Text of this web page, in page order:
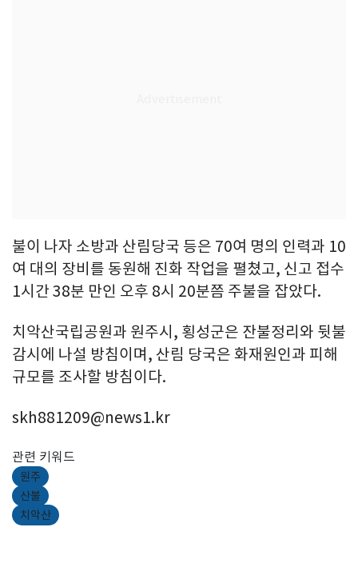
불이 나자 소방과 산림당국 등은 70여 명의 인력과 10
여 대의 장비를 동원해 진화 작업을 펼쳤고, 신고 접수
1시간 38분 만인 오후 8시 20분쯤 주불을 잡았다.
치악산국립공원과 원주시, 횡성군은 잔불정리와 뒷불
감시에 나설 방침이며, 산림 당국은 화재원인과 피해
규모를 조사할 방침이다.
skh881209@news1.kr
관련 키워드
원주
산불
치악산